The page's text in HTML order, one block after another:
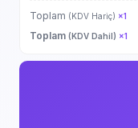
Toplam (KDV Hariç) ×1
Toplam (KDV Dahil) ×1